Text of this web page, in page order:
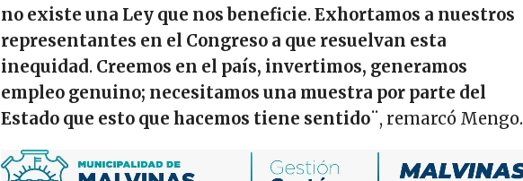
no existe una Ley que nos beneficie.Exhortamos a nuestros
representantes en el Congreso a que resuelvan esta
inequidad. Creemos en el país, invertimos, generamos
empleo genuino; necesitamos una muestra por parte del
Estado que esto que hacemos tiene sentido¨, remarcó Mengo.